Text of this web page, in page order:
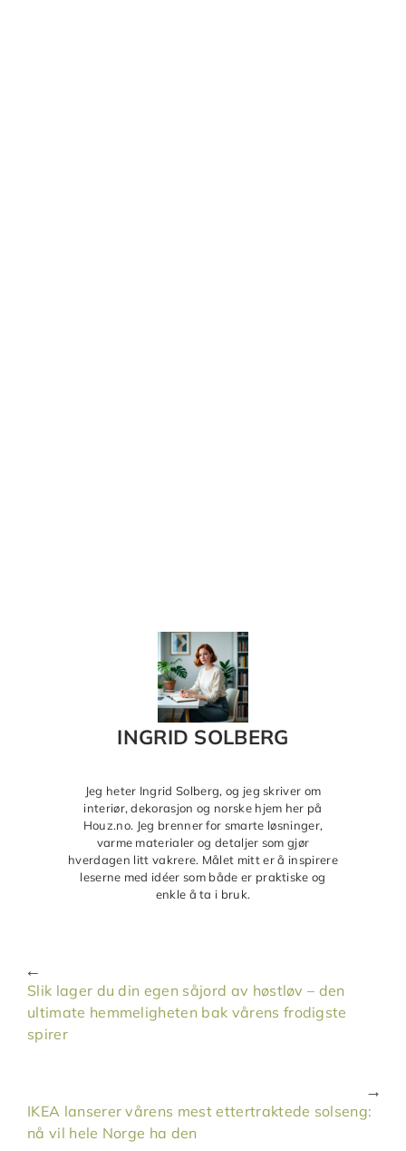
INGRID SOLBERG
Jeg heter Ingrid Solberg, og jeg skriver om
interiør, dekorasjon og norske hjem her på
Houz.no. Jeg brenner for smarte løsninger,
varme materialer og detaljer som gjør
hverdagen litt vakrere. Målet mitt er å inspirere
leserne med idéer som både er praktiske og
enkle å ta i bruk.
Slik lager du din egen såjord av høstløv – den
ultimate hemmeligheten bak vårens frodigste
spirer
IKEA lanserer vårens mest ettertraktede solseng:
nå vil hele Norge ha den